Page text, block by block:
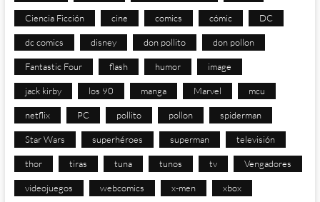
Ciencia Ficción cine comics cómic DC
dc comics disney don pollito don pollon
Fantastic Four flash humor image
jack kirby los 90 manga Marvel mcu
netflix PC pollito pollon spiderman
Star Wars superhéroes superman televisión
thor tiras tuna tunos tv Vengadores
videojuegos webcomics x-men xbox